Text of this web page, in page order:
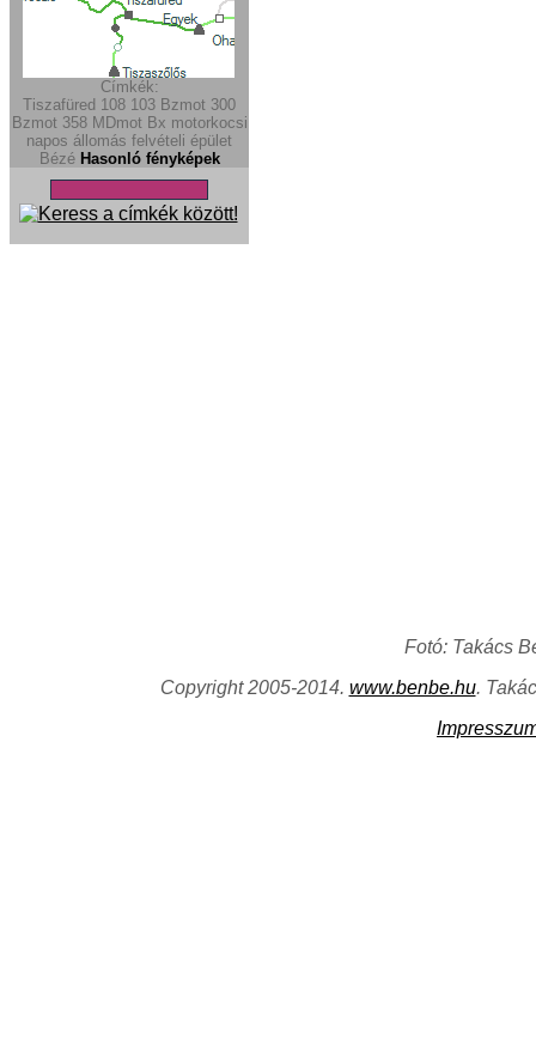
Címkék:
Tiszafüred 108 103 Bzmot 300
Bzmot 358 MDmot Bx motorkocsi
napos állomás felvételi épület
Bézé Hasonló fényképek
Fotó: Takács
Copyright 2005-2014. www.benbe.hu.